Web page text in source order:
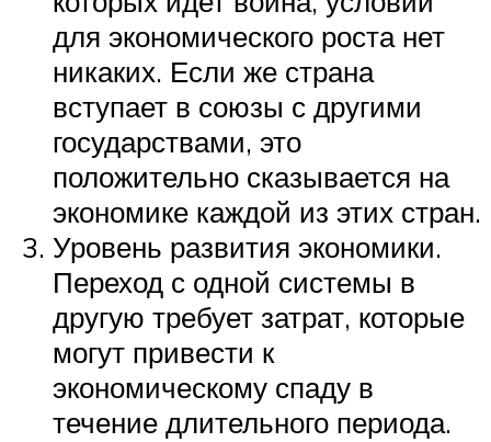
для экономического роста нет
никаких. Если же страна
вступает в союзы с другими
государствами, это
положительно сказывается на
экономике каждой из этих стран.
Уровень развития экономики.
Переход с одной системы в
другую требует затрат, которые
могут привести к
экономическому спаду в
течение длительного периода.